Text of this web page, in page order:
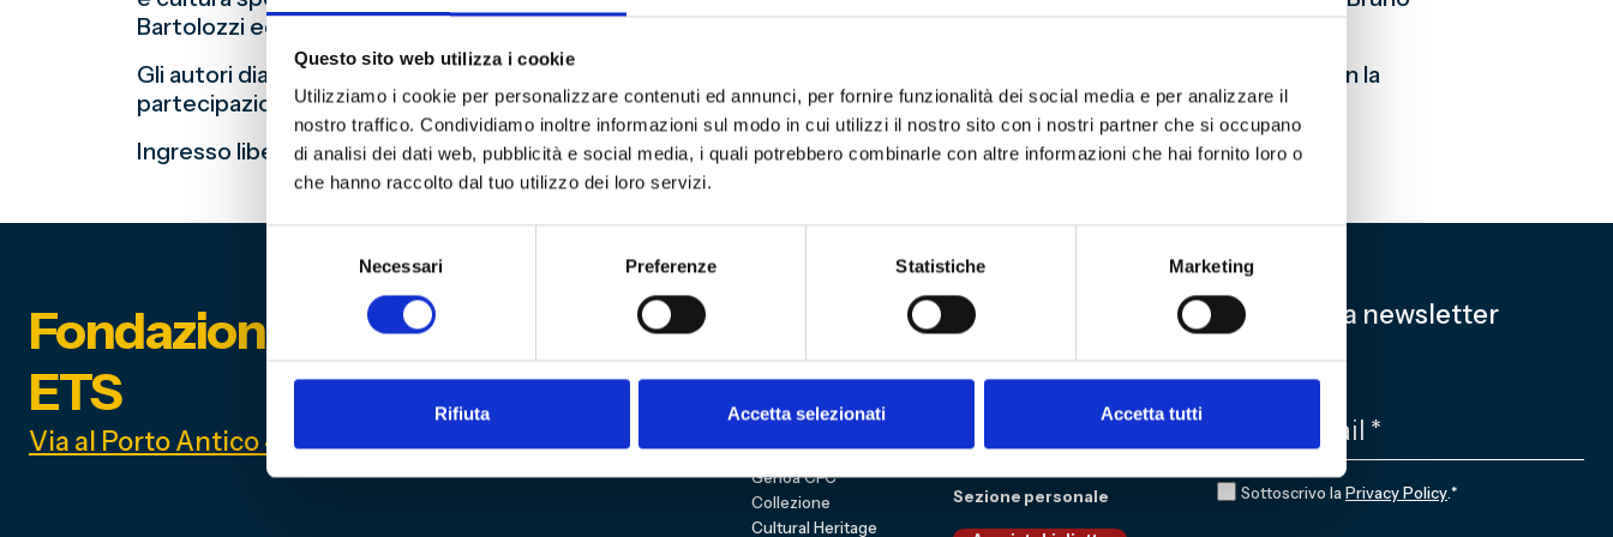
Questo sito web utilizza i cookie
Utilizziamo i cookie per personalizzare contenuti ed annunci, per fornire funzionalità dei social media e per analizzare il
nostro traffico. Condividiamo inoltre informazioni sul modo in cui utilizzi il nostro sito con i nostri partner che si occupano
di analisi dei dati web, pubblicità e social media, i quali potrebbero combinarle con altre informazioni che hai fornito loro o
che hanno raccolto dal tuo utilizzo dei loro servizi.
Necessari Preferenze Statistiche Marketing
Rifiuta Accetta selezionati Accetta tutti
Bartolozzi ed Enrico Currò.
Gli autori dialogheranno con il pubblico in un confronto moderato da Pierangelo Castagneto e Alberto Puppo, con la
partecipazione speciale di Claudio Onofri, ospite d’onore della serata.
Ingresso libero fino ad esaurimento posti.
Fondazione Genoa 1893
ETS
Via al Porto Antico 4 | 16128 Genova
VISITA
Mostre e percorsi
Eventi
Genoa CFC
Collezione
Cultural Heritage
Education
Sezione personale
Iscriviti alla newsletter
EMAIL*
CONSENSO*
Sottoscrivo la Privacy Policy.*